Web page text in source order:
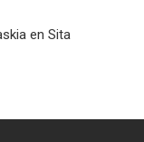
en Sita